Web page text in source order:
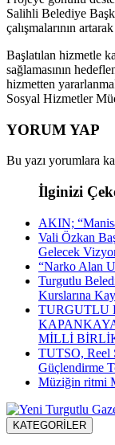
Salihli Belediye
çalışmalarının
Başlatılan hizmetle
sağlamasının
hizmetten
Sosyal Hizmetler
YORUM YAP
Bu yazı yorumlara
İlginizi
AKIN;
Vali Özkan
Gelecek
“Narko Alan
Turgutlu
Kurslarına
TURGUTLU
MİLLİ
TUTSO, Reel
Güçlendirme
Müziğin ritmi
KATEGORİLER